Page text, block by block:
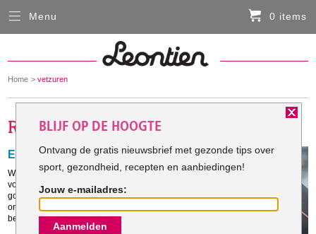
You
here:
Home vetzuren
Eet vet om vet te verbranden
We hebben lang gedacht dat avocado’s nergens goed
voor zijn, maar deze kleine vruchten zitten bomvol
goede voedingsstoffen met een explosieve impact op
ons lichaam. Waarom? Ze zijn rijk aan een van de
belangrijkste voedingsstoffen: vet.
Menu 0 items
Sluiten
HARDLOOPKLEDING
FIETSKLEDING
SERVICE
Inloggen
Contact- en adresgegevens
BLIJF OP DE HOOGTE
Ontvang de gratis nieuwsbrief met gezonde tips over
sport, gezondheid, recepten en aanbiedingen!
Jouw e-mailadres:
Aanmelden